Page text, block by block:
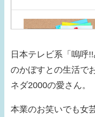
日本テレビ系「嗚呼
のかぼすとの生活で
ネダ2000の愛さん。
本業のお笑いでも女